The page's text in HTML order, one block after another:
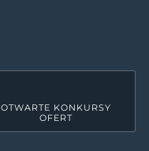
OTWARTE KONKURSY
OFERT